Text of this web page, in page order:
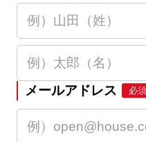
メールアドレス 必須